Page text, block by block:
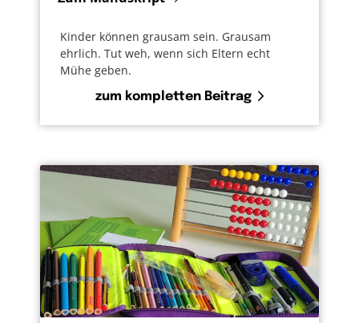
Kinder können grausam sein. Grausam
ehrlich. Tut weh, wenn sich Eltern echt
Mühe geben.
zum kompletten Beitrag